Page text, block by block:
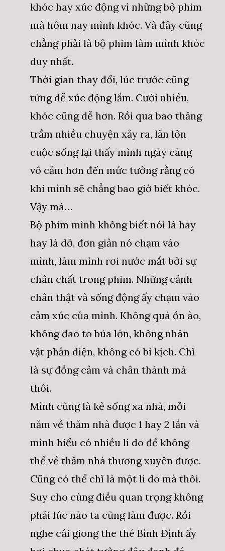
khóc hay xúc động vì những bộ phim
mà hôm nay mình khóc. Và đây cũng
chẳng phải là bộ phim làm mình khóc
duy nhất.
Thời gian thay đổi, lúc trước cũng
từng dễ xúc động lắm. Cười nhiều,
khóc cũng dễ hơn. Rồi qua bao thăng
trầm nhiều chuyện xảy ra, lăn lộn
cuộc sống lại thấy mình ngày càng
vô cảm hơn đến mức tưởng rằng có
khi mình sẽ chẳng bao giờ biết khóc.
Vậy mà…
Bộ phim mình không biết nói là hay
hay là dở, đơn giản nó chạm vào
mình, làm mình rơi nước mắt bởi sự
chân chất trong phim. Những cảnh
chân thật và sống động ấy chạm vào
cảm xúc của mình. Không quá ồn ào,
không đao to búa lớn, không nhân
vật phản diện, không có bi kịch. Chỉ
là sự đồng cảm và chân thành mà
thôi.
Mình cũng là kẻ sống xa nhà, mỗi
năm về thăm nhà được 1 hay 2 lần và
mình hiểu có nhiều lí do để không
thể về thăm nhà thương xuyên được.
Cũng có thể chỉ là một lí do mà thôi.
Suy cho cùng điều quan trọng không
phải lúc nào ta cũng làm được. Rồi
nghe cái giong the thé Bình Định ấy